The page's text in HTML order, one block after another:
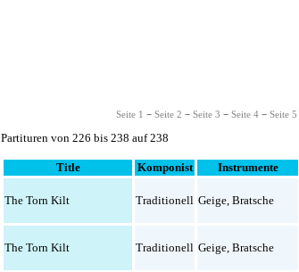
Seite 1 −Seite 2 −Seite 3 −Seite 4 −Seite 5
Partituren von 226 bis 238 auf 238
Title Komponist Instrumente
The Torn Kilt Traditionell Geige ,Bratsche
The Torn Kilt Traditionell Geige ,Bratsche